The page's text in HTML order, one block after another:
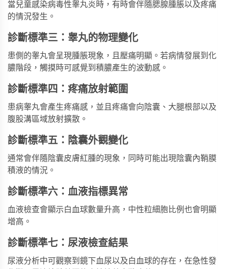
當兒童感染病毒性睾丸炎時，有時會伴隨腮腺腫脹以及疼痛
的情況發生。
診斷標準三：睾丸的物理變化
患側的睾丸會呈現腫脹現象，且壓痛明顯。若病情發展到化
膿階段，觸摸時可感覺到積膿產生的波動感。
診斷標準四：疼痛放射範圍
患病睾丸會產生疼痛感，並且疼痛會向陰囊、大腿根部以及
腹股溝區域放射擴散。
診斷標準五：陰囊外觀變化
通常會伴隨陰囊皮膚紅腫的現象，同時可能出現陰囊內鞘膜
積液的情況。
診斷標準六：血液指標異常
血液檢查會顯示白血球數量升高，中性粒細胞比例也會明顯
增高。
診斷標準七：尿液檢查結果
尿液分析中可觀察到鏡下血尿以及白血球的存在，在急性發